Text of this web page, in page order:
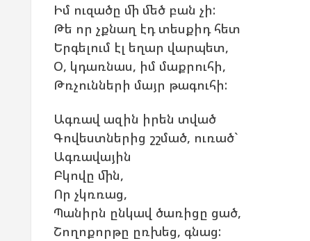
Իմ ուզածը մի մեծ բան չի:
Թե որ չքնաղ էդ տեսքիդ հետ
Երգելում էլ եղար վարպետ,
Օ, կդառնաս, իմ մաքրուհի,
Թռչունների մայր թագուհի:
Ագռավ ազին իրեն տված
Գովեստներից շշմած, ուռած`
Ագռավային
Բկովը մին,
Որ չկռռաց,
Պանիրն ընկավ ծառիցը ցած,
Շողոքորթը ըռխեց, գնաց: